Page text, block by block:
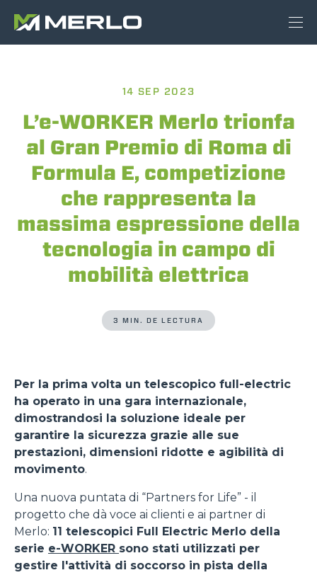
14 SEP 2023
L’e-WORKER Merlo trionfa
al Gran Premio di Roma di
Formula E, competizione
che rappresenta la
massima espressione della
tecnologia in campo di
mobilità elettrica
3 MIN. DE LECTURA
Per la prima volta un telescopico full-electric
ha operato in una gara internazionale,
dimostrandosi la soluzione ideale per
garantire la sicurezza grazie alle sue
prestazioni, dimensioni ridotte e agibilità di
movimento.
Una nuova puntata di “Partners for Life” - il
progetto che dà voce ai clienti e ai partner di
Merlo: 11 telescopici Full Electric Merlo della
serie e-WORKER sono stati utilizzati per
gestire l'attività di soccorso in pista della